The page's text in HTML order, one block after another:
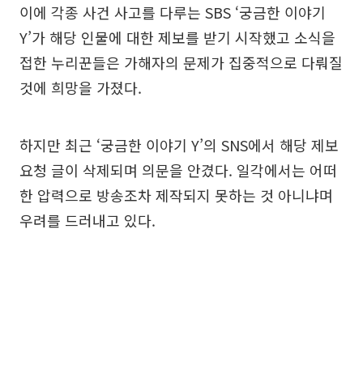
이에 각종 사건 사고를 다루는 SBS ‘궁금한 이야기
Y’가 해당 인물에 대한 제보를 받기 시작했고 소식을
접한 누리꾼들은 가해자의 문제가 집중적으로 다뤄질
것에 희망을 가졌다.
하지만 최근 ‘궁금한 이야기 Y’의 SNS에서 해당 제보
요청 글이 삭제되며 의문을 안겼다. 일각에서는 어떠
한 압력으로 방송조차 제작되지 못하는 것 아니냐며
우려를 드러내고 있다.